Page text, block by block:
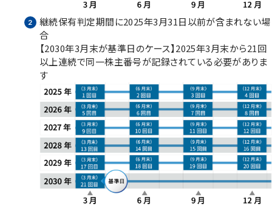
継続保有判定期間に2025年3月31日以前が含まれない場
合
【2030年3月末が基準日のケース】2025年3月末から21回
以上連続で同一株主番号が記録されている必要がありま
す